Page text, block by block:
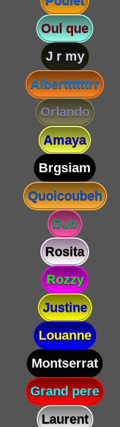
Oul que
J r my
Alberttttttrr
Orlando
Amaya
Brgsiam
Quoicoubeh
Dub
Rosita
Rozzy
Justine
Louanne
Montserrat
Grand pere
Laurent